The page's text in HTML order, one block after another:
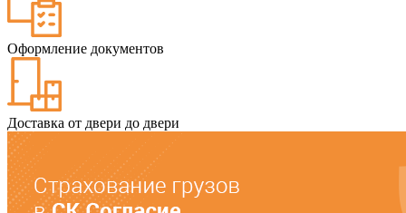
Оформление документов
Доставка от двери до двери